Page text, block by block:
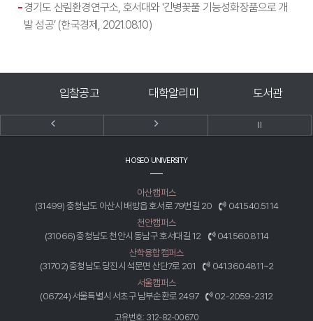
경기도 산림환경연구소, 호서대와 '긴병꽃풀 기능성화장품으로 개
발 성공’ (한국경제, 2021.08.10)
대학알리미 도서관 홍보동영상
HOSEO UNIVERSITY
아산캠퍼스
(31499) 충청남도 아산시 배방읍 호서로 79번길 20
041.540.5114
천안캠퍼스
(31066) 충청남도 천안시 동남구 호서대길 12
041.560.8114
산학융합캠퍼스
(31702) 충청남도 당진시 석문면 산단7로 201
041.360.4811~2
서울캠퍼스
(06724) 서울특별시 서초구 남부순환로 2497
02-2059-2312
고유번호: 312-82-00670